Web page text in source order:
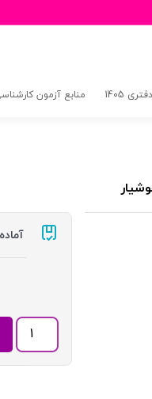
1405 منابع آزمون
مجموعه
قوانین
و
مقررات